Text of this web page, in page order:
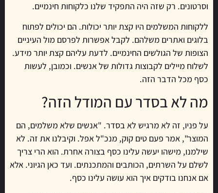
וסרטונים. רק שזה היה התפקיד שלנו כלקוחות חינמיים.
ללקוחות המשלמים היו קצת יותר יכולות. הם יכולים לפתוח
בלוגים ואתרים משלהם. לקבל אפשרות לפרסם מול העיניים
הצופות של הגולשים החינמיים. לדעת עליהם קצת יותר מידע.
לשלוח מיילים לקבוצות גדולות של אנשים. וכמובן, לעשות
כסף מכל הדבר הזה.
מה לא בסדר עם המודל הזה?
על פניו, זה לא מרגיש לא בסדר. "אנשים שלא משלמים, הם
המוצר", אמר פעם טים קוק, מנכ"ל אפל. וקיבלנו את זה. לא
שילמנו, מישהו יעשה עלינו כסף בצורה אחרת. הוא הרי צריך
לשלם על השרתים, הכותבים והמתכנתים. ועד כאן הגיוני. אלא
אם אנחנו בודקים איך הוא עושה עלינו כסף.